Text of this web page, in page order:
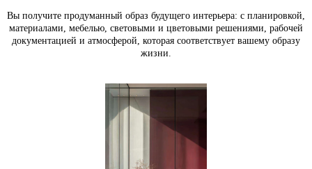
Вы получите продуманный образ будущего интерьера: с планировкой,
материалами, мебелью, световыми и цветовыми решениями, рабочей
документацией и атмосферой, которая соответствует вашему образу
жизни.